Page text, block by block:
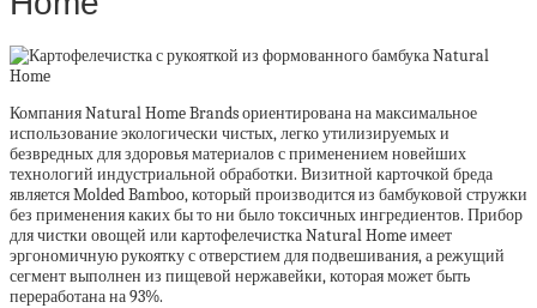
Компания Natural Home Brands ориентирована на максимальное
использование экологически чистых, легко утилизируемых и
безвредных для здоровья материалов с применением новейших
технологий индустриальной обработки. Визитной карточкой бреда
является Molded Bamboo, который производится из бамбуковой стружки
без применения каких бы то ни было токсичных ингредиентов. Прибор
для чистки овощей или картофелечистка Natural Home имеет
эргономичную рукоятку с отверстием для подвешивания, а режущий
сегмент выполнен из пищевой нержавейки, которая может быть
переработана на 93%.